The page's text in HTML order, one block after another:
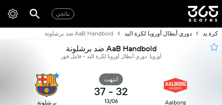
نتائجي
كرة يد دوري أبطال أوروبا لكرة اليد AaB Handbold ضد برشلونة
AaB Handbold ضد برشلونة
أوروبا, دوري أبطال أوروبا لكرة اليد - فاينل فور
Aalborg
انتهت
32
-
37
13/06 برشلونة